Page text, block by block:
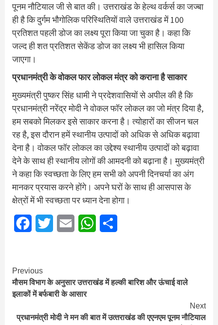
पूनम नौटियाल जी से बात की। उत्तराखंड के हेल्थ वर्कर्स का जज्बा
ही है कि दुर्गम भौगोलिक परिस्थितियों वाले उत्तराखंड में 100
प्रतिशत पहली डोज का लक्ष्य पूरा किया जा चुका है। कहा कि
जल्‍द ही शत प्रतिशत सेकेंड डोज का लक्ष्‍य भी हासिल किया
जाएगा।
प्रधानमंत्री के वोकल फार लोकल मंत्र को कराना है साकार
मुख्यमंत्री पुष्कर सिंह धामी ने प्रदेशवासियों से अपील की है कि
प्रधानमंत्री नरेंद्र मोदी ने वोकल फॉर लोकल का जो मंत्र दिया है,
हम सबको मिलकर इसे साकार करना है। त्योहारों का सीजन चल
रह है, इस दौरान हमें स्थानीय उत्पादों को अधिक से अधिक बढ़ावा
देना है। वोकल फॉर लोकल का उद्देश्य स्थानीय उत्पादों को बढ़ावा
देने के साथ ही स्थानीय लोगों की आमदनी को बढ़ाना है। मुख्यमंत्री
ने कहा कि स्वच्छता के लिए हम सभी को अपनी दिनचर्या का अंग
मानकर प्रयास करने होंगे। अपने घरों के साथ ही आसपास के
क्षेत्रों में भी स्वच्छता पर ध्यान देना होगा।
FacebookTwitter Email WhatsApp
Continue
Reading
Previous
मौसम विभाग के अनुसार उत्तराखंड में हल्की बारिश और ऊंचाई वाले
इलाकों में बर्फबारी के आसार
Next
प्रधानमंत्री मोदी ने मन की बात में उत्‍तराखंड की एएनएम पूनम नौटियाल